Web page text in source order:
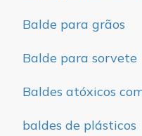
Balde para grãos
Balde para sorvete
Baldes atóxicos
baldes de plásticos